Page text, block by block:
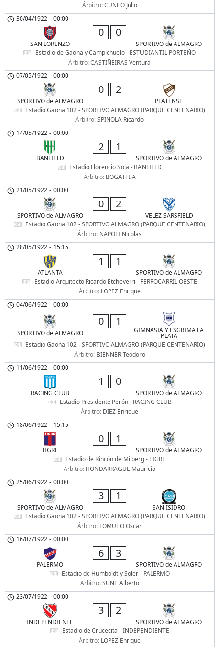
Árbitro:CUNEO Julio
30/04/1922 - 00:00
SAN LORENZO
0 0
SPORTIVO de ALMAGRO
Estadio de Gaona y Campichuelo - ESTUDIANTIL PORTEÑO
Árbitro:CASTIÑEIRAS Ventura
07/05/1922 - 00:00
SPORTIVO de ALMAGRO
0 2
PLATENSE
Estadio Gaona 102 - SPORTIVO ALMAGRO (PARQUE CENTENARIO)
Árbitro:SPINOLA Ricardo
14/05/1922 - 00:00
BANFIELD
2 1
SPORTIVO de ALMAGRO
Estadio Florencio Sola - BANFIELD
Árbitro: BOGATTI A
21/05/1922 - 00:00
SPORTIVO de ALMAGRO
0 2
VELEZ SARSFIELD
Estadio Gaona 102 - SPORTIVO ALMAGRO (PARQUE CENTENARIO)
Árbitro: NAPOLI Nicolas
28/05/1922 - 15:15
ATLANTA
1 1
SPORTIVO de ALMAGRO
Estadio Arquitecto Ricardo Etcheverri - FERROCARRIL OESTE
Árbitro: LOPEZ Enrique
04/06/1922 - 00:00
SPORTIVO de ALMAGRO
0 1
GIMNASIA Y ESGRIMA LA
PLATA
Estadio Gaona 102 - SPORTIVO ALMAGRO (PARQUE CENTENARIO)
Árbitro: BIENNER Teodoro
11/06/1922 - 00:00
RACING CLUB
1 0
SPORTIVO de ALMAGRO
Estadio Presidente Perón - RACING CLUB
Árbitro: DIEZ Enrique
18/06/1922 - 15:15
TIGRE
0 1
SPORTIVO de ALMAGRO
Estadio de Rincón de Milberg - TIGRE
Árbitro: HONDARRAGUE Mauricio
25/06/1922 - 00:00
SPORTIVO de ALMAGRO
3 1
SAN ISIDRO
Estadio Gaona 102 - SPORTIVO ALMAGRO (PARQUE CENTENARIO)
Árbitro: LOMUTO Oscar
16/07/1922 - 00:00
PALERMO
6 3
SPORTIVO de ALMAGRO
Estadio de Humboldt y Soler - PALERMO
Árbitro:SUÑE Alberto
23/07/1922 - 00:00
INDEPENDIENTE
3 2
SPORTIVO de ALMAGRO
Estadio de Crucecita - INDEPENDIENTE
Árbitro: LOPEZ Enrique